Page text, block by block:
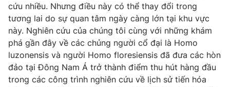
cứu nhiều. Nhưng điều này có thể thay đổi trong
tương lai do sự quan tâm ngày càng lớn tại khu vực
này. Nghiên cứu của chúng tôi cùng với những khám
phá gần đây về các chủng người cổ đại là Homo
luzonensis và người Homo floresiensis đã đưa các hòn
đảo tại Đông Nam Á trở thành điểm thu hút hàng đầu
trong các công trình nghiên cứu về lịch sử tiến hóa